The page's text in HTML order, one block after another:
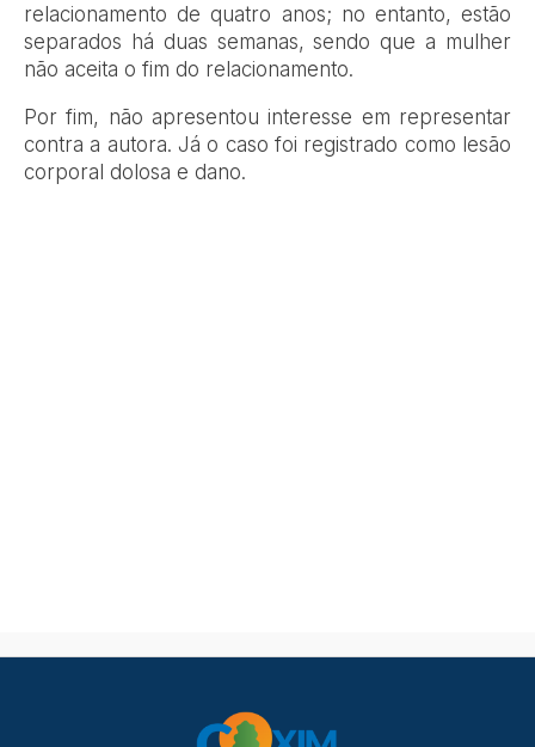
relacionamento de quatro anos; no entanto, estão
separados há duas semanas, sendo que a mulher
não aceita o fim do relacionamento.
Por fim, não apresentou interesse em representar
contra a autora. Já o caso foi registrado como lesão
corporal dolosa e dano.